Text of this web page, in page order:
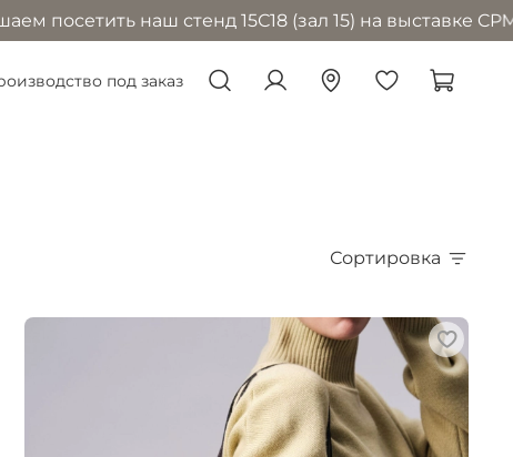
наш стенд 15С18 (зал 15) на выставке CPM в
под заказ
Сортировка